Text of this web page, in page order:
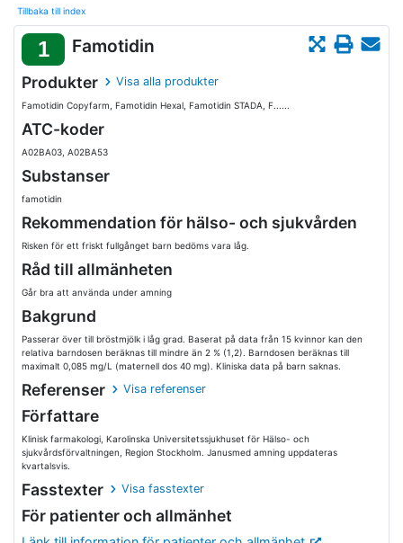
Tillbaka till index
1 Famotidin
Produkter Visa alla produkter
Famotidin Copyfarm, Famotidin Hexal, Famotidin STADA, F......
ATC-koder
A02BA03, A02BA53
Substanser
famotidin
Rekommendation för hälso- och sjukvården
Risken för ett friskt fullgånget barn bedöms vara låg.
Råd till allmänheten
Går bra att använda under amning
Bakgrund
Passerar över till bröstmjölk i låg grad. Baserat på data från 15 kvinnor kan den
relativa barndosen beräknas till mindre än 2 % (1,2). Barndosen beräknas till
maximalt 0,085 mg/L (maternell dos 40 mg). Kliniska data på barn saknas.
Referenser Visa referenser
Författare
Klinisk farmakologi, Karolinska Universitetssjukhuset för Hälso- och
sjukvårdsförvaltningen, Region Stockholm. Janusmed amning uppdateras
kvartalsvis.
Fasstexter Visa fasstexter
För patienter och allmänhet